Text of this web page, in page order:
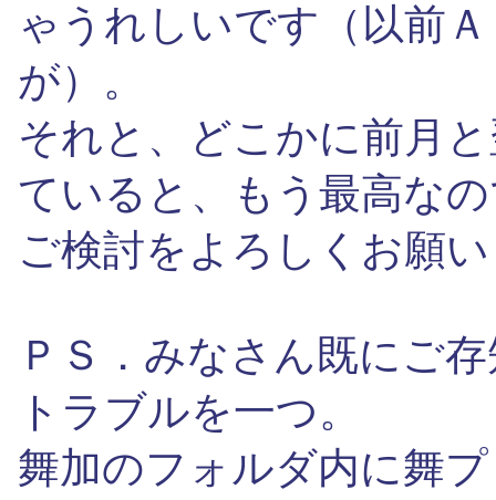
ゃうれしいです（以前
が）。
それと、どこかに前月
ていると、もう最高な
ご検討をよろしくお願
ＰＳ．みなさん既にご
トラブルを一つ。
舞加のフォルダ内に舞